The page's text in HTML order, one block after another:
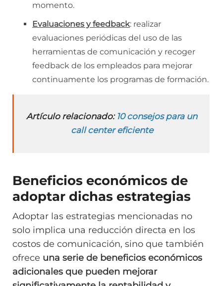
momento.
Evaluaciones y feedback: realizar
evaluaciones periódicas del uso de las
herramientas de comunicación y recoger
feedback de los empleados para mejorar
continuamente los programas de formación.
Artículo relacionado: 10 consejos para un
call center eficiente
Beneficios económicos de
adoptar dichas estrategias
Adoptar las estrategias mencionadas no
solo implica una reducción directa en los
costos de comunicación, sino que también
ofrece una serie de beneficios económicos
adicionales que pueden mejorar